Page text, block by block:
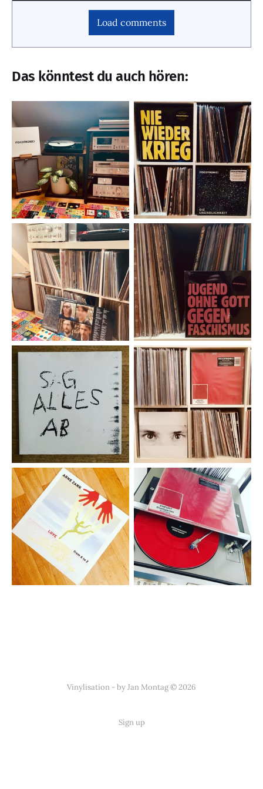
Load comments
Das könntest du auch hören:
Vinylisation - by Jan Montag © 2026
Sign up